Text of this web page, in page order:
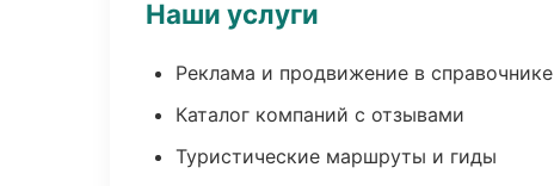
Наши услуги
Реклама и продвижение в справочнике
Каталог компаний с отзывами
Туристические маршруты и гиды